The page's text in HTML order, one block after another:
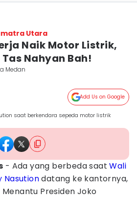
Utara
Naik Motor Listrik,
Nahyan Bah!
Medan
Add Us on Google
saat berkendara sepeda motor listrik
- Ada yang berbeda saatWali
Nasutiondatang ke kantornya,
Menantu Presiden Joko